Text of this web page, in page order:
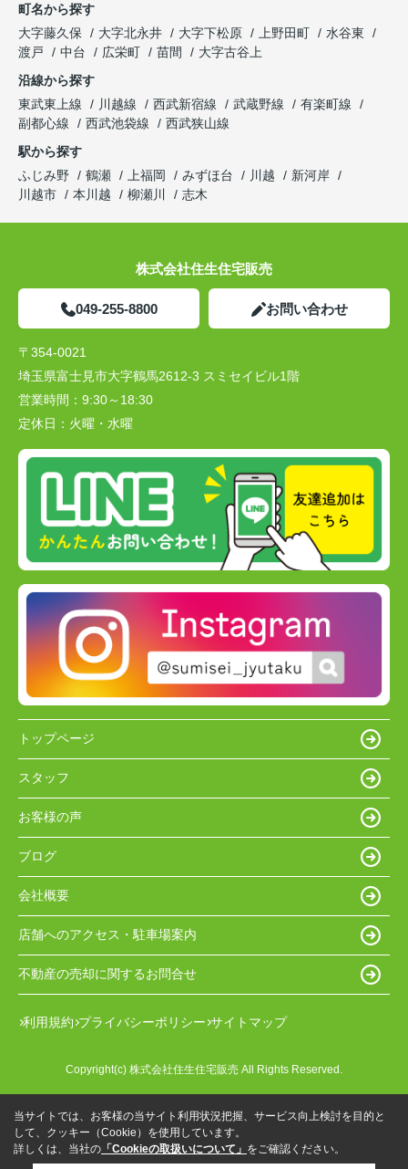
町名から探す
大字藤久保
大字北永井 大字下松原 上野田町
水谷東
渡戸
中台 広栄町 苗間
大字古谷上
沿線から探す
東武東上線
川越線 西武新宿線 武蔵野線
有楽町線
副都心線
西武池袋線
西武狭山線
駅から探す
ふじみ野
鶴瀬 上福岡 みずほ台 川越
新河岸
川越市
本川越 柳瀬川 志木
株式会社住生住宅販売
049-255-8800 お問い合わせ
〒354-0021
埼玉県富士見市大字鶴馬2612-3 スミセイビル1階
営業時間： 9:30～18:30
定休日： 火曜・水曜
トップページ
スタッフ
お客様の声
ブログ
会社概要
店舗へのアクセス・駐車場案内
不動産の売却に関するお問合せ
利用規約 プライバシーポリシー サイトマップ
Copyright(c) 株式会社住生住宅販売 All Rights Reserved.
当サイトでは、お客様の当サイト利用状況把握、サービス向上検討を目的と
して、クッキー（Cookie）を使用しています。
詳しくは、当社の 「Cookieの取扱いについて」 をご確認ください。